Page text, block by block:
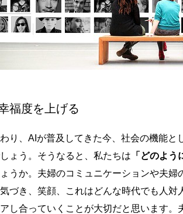
福度を上げる
り、AIが普及してきた今、社会の機能
ょう。そうなると、私たちは 「どのよ
うか。夫婦のコミュニケーションや夫
づき、笑顔、これはどんな時代でも人
し合っていくことが大切だと思います。